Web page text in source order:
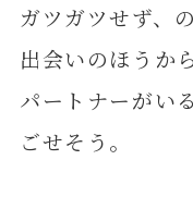
ガツガツせず、
出会いのほうか
パートナーがい
ごせそう。